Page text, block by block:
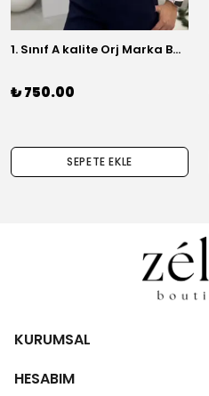
1. Sınıf A kalite Orj Marka Basic Gömlek
₺ 750.00
SEPETE EKLE
KURUMSAL
HESABIM